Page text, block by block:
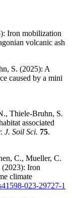
Iron mobilization
volcanic ash
S. (2025): A
caused by a mini
Thiele-Bruhn, S.
associated
J. Soil Sci. 75.
C., Mueller, C.
Iron
climate
023-29727-1